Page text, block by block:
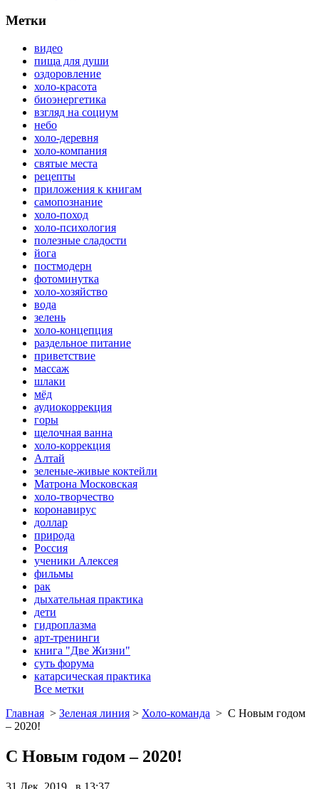
Метки
видео
пища для души
оздоровление
холо-красота
биоэнергетика
взгляд на социум
небо
холо-деревня
холо-компания
святые места
рецепты
приложения к книгам
самопознание
холо-поход
холо-психология
полезные сладости
йога
постмодерн
фотоминутка
холо-хозяйство
вода
зелень
холо-концепция
раздельное питание
приветствие
массаж
шлаки
мёд
аудиокоррекция
горы
щелочная ванна
холо-коррекция
Алтай
зеленые-живые коктейли
Матрона Московская
холо-творчество
коронавирус
доллар
природа
Россия
ученики Алексея
фильмы
рак
дыхательная практика
дети
гидроплазма
арт-тренинги
книга "Две Жизни"
суть форума
катарсическая практика
Все метки
Главная > Зеленая линия > Холо-команда > С Новым годом
– 2020!
С Новым годом – 2020!
31 Дек, 2019 в 13:37